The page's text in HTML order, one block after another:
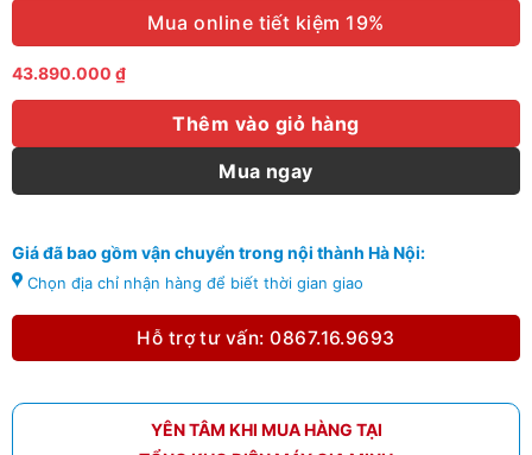
Mua online tiết kiệm 19%
43.890.000 ₫
Thêm vào giỏ hàng
Mua ngay
Giá đã bao gồm vận chuyển trong nội thành Hà Nội:
Chọn địa chỉ nhận hàng để biết thời gian giao
Hỗ trợ tư vấn: 0867.16.9693
YÊN TÂM KHI MUA HÀNG TẠI